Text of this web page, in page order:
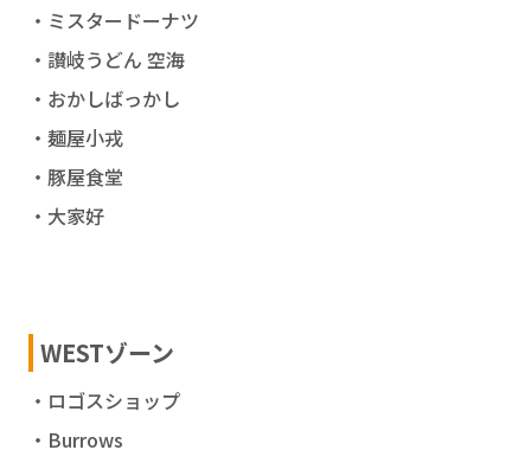
・ミスタードーナツ
・讃岐うどん 空海
・おかしばっかし
・麺屋小戎
・豚屋食堂
・大家好
WESTゾーン
・ロゴスショップ
・Burrows